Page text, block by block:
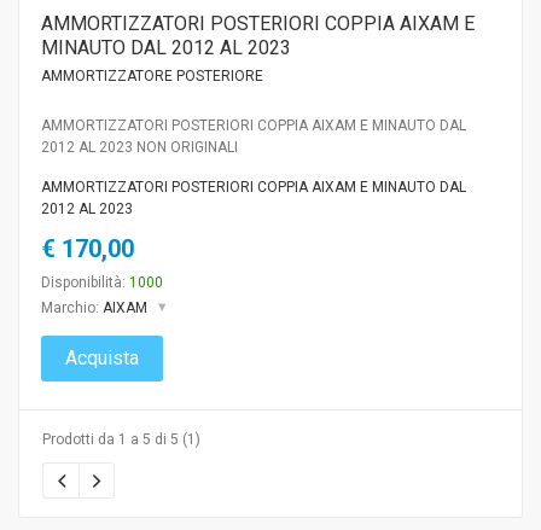
AMMORTIZZATORI POSTERIORI COPPIA AIXAM E
MINAUTO DAL 2012 AL 2023
AMMORTIZZATORE POSTERIORE
AMMORTIZZATORI POSTERIORI COPPIA AIXAM E MINAUTO DAL
2012 AL 2023 NON ORIGINALI
AMMORTIZZATORI POSTERIORI COPPIA AIXAM E MINAUTO DAL
2012 AL 2023
€ 170,00
Disponibilità: 1000
Marchio: AIXAM
Acquista
Prodotti da 1 a 5 di 5 (1)